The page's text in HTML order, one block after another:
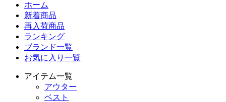
ホーム
新着商品
再入荷商品
ランキング
ブランド一覧
お気に入り一覧
アイテム一覧
アウター
ベスト